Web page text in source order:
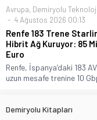
Avrupa, Demiryolu
4 Ağustos 2026 00:13
Renfe 183 Trene
Hibrit Ağ Kuruyor: 85
Euro
Renfe, İspanya’daki 183
uzun mesafe trenine 10
Demiryolu Kitapları